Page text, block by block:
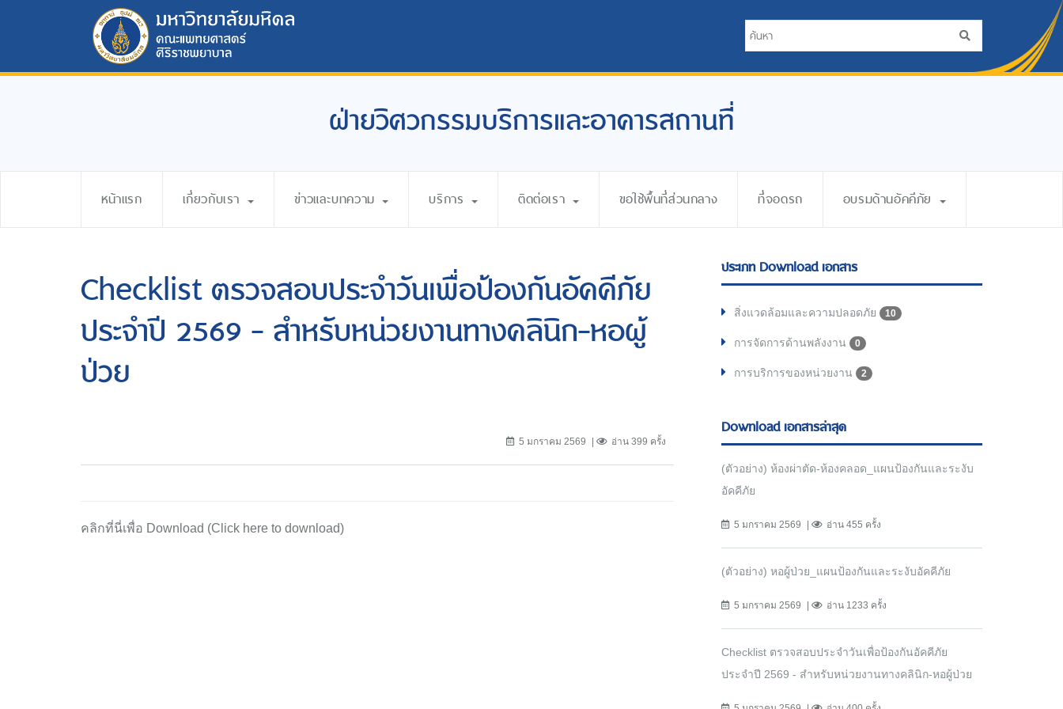
ฝ่ายวิศวกรรมบริการและอาคารสถานที่
หน้าแรก เกี่ยวกับเรา ข่าวและบทความ บริการ ติดต่อเรา ขอใช้พื้นที่ส่วนกลาง ที่จอดรถ อบรมด้านอัคคีภัย
Checklist ตรวจสอบประจำวันเพื่อป้องกันอัคคีภัย
ประจำปี 2569 - สำหรับหน่วยงานทางคลินิก-หอผู้
ป่วย
5 มกราคม 2569 อ่าน 399 ครั้ง
คลิกที่นี่เพื่อ Download (Click here to download)
ประเภท Download เอกสาร
สิ่งแวดล้อมและความปลอดภัย 10
การจัดการด้านพลังงาน 0
การบริการของหน่วยงาน 2
Download เอกสารล่าสุด
(ตัวอย่าง) ห้องผ่าตัด-ห้องคลอด_แผนป้องกันและระงับ
อัคคีภัย
5 มกราคม 2569 อ่าน 455 ครั้ง
(ตัวอย่าง) หอผู้ป่วย_แผนป้องกันและระงับอัคคีภัย
5 มกราคม 2569 อ่าน 1233 ครั้ง
Checklist ตรวจสอบประจำวันเพื่อป้องกันอัคคีภัย
ประจำปี 2569 - สำหรับหน่วยงานทางคลินิก-หอผู้ป่วย